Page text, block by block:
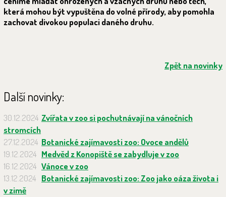
která mohou být vypuštěna do volné přírody, aby pomohla
zachovat divokou populaci daného druhu.
Zpět na novinky
Další novinky:
30.12.2024 Zvířata v zoo si pochutnávají na vánočních
stromcích
27.12.2024 Botanické zajímavosti zoo: Ovoce andělů
19.12.2024 Medvěd z Konopiště se zabydluje v zoo
16.12.2024 Vánoce v zoo
13.12.2024 Botanické zajímavosti zoo: Zoo jako oáza života i
v zimě